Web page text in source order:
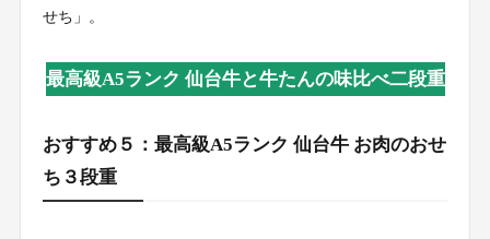
せち」。
最高級A5ランク 仙台牛と牛たんの味比べ二段重
おすすめ５：最高級A5ランク 仙台牛 お肉のおせ
ち３段重